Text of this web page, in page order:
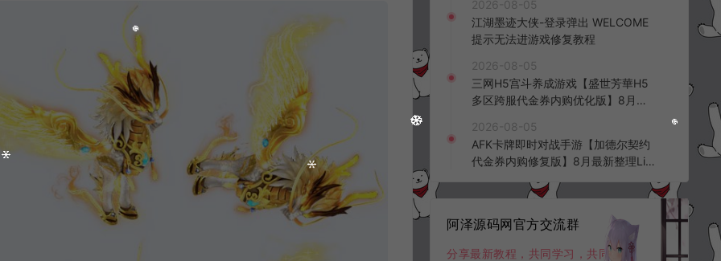
频教程
2026-08-05
江湖墨迹大侠-登录弹出 WELCOME
提示无法进游戏修复教程
2026-08-05
三网H5宫斗养成游戏【盛世芳華H5
多区跨服代金券内购优化版】8月最
台+全资源安卓+详细搭建教程+视频
教程
2026-08-05
AFK卡牌即时对战手游【加德尔契约
代金券内购修复版】8月最新整理Lin
K授权后台+安卓苹果双端+详细搭建
阿泽源码网官方交流群
分享最新教程，共同学习，共同